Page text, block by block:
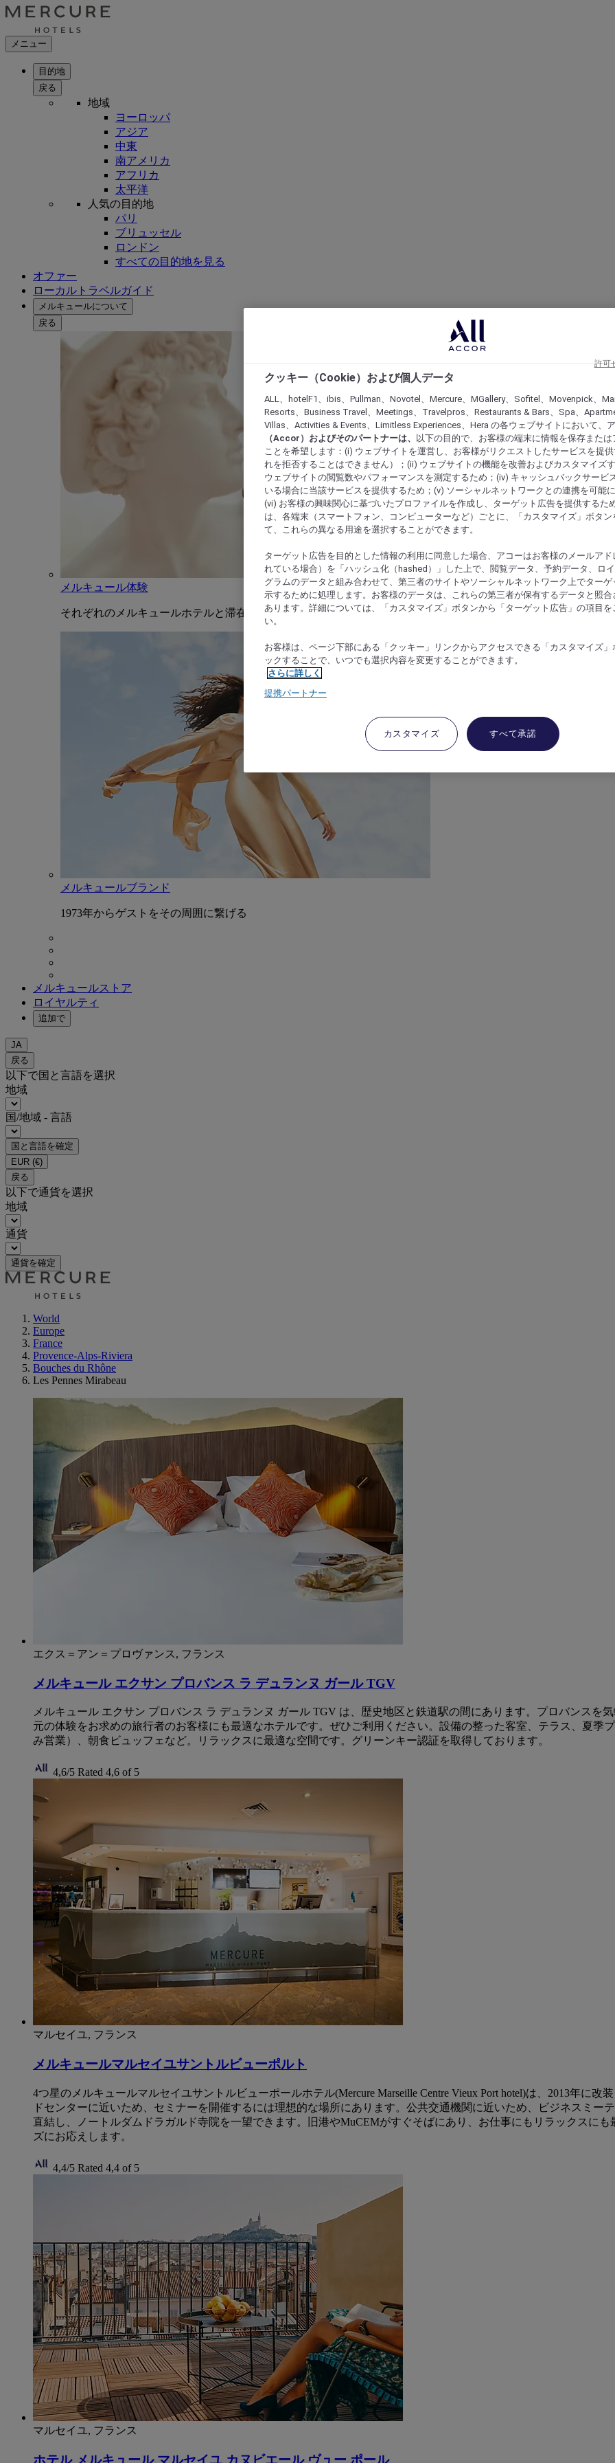
メニュー
目的地
戻る
地域
ヨーロッパ
アジア
中東
南アメリカ
アフリカ
太平洋
人気の目的地
パリ
ブリュッセル
ロンドン
すべての目的地を見る
オファー
ローカルトラベルガイド
メルキュールについて
戻る
メルキュール体験
それぞれのメルキュールホテルと滞在をユニークにするものを発見してください
メルキュールブランド
1973年からゲストをその周囲に繋げる
メルキュールストア
ロイヤルティ
追加で
JA
戻る
以下で国と言語を選択
地域
国/地域 - 言語
国と言語を確定
EUR (€)
戻る
以下で通貨を選択
地域
通貨
通貨を確定
World
Europe
France
Provence-Alps-Riviera
Bouches du Rhône
Les Pennes Mirabeau
エクス＝アン＝プロヴァンス, フランス
メルキュール エクサン プロバンス ラ デュランヌ ガール TGV
メルキュール エクサン プロバンス ラ デュランヌ ガール TGV は、歴史地区と鉄道駅の間にあります。プロバンスを
元の体験をお求めの旅行者のお客様にも最適なホテルです。ぜひご利用ください。設備の整った客室、テラス、夏季
み営業）、朝食ビュッフェなど。リラックスに最適な空間です。グリーンキー認証を取得しております。
4,6/5 Rated 4,6 of 5
マルセイユ, フランス
メルキュールマルセイユサントルビューポルト
4つ星のメルキュールマルセイユサントルビューポールホテル(Mercure Marseille Centre Vieux Port hotel)は、2013年に
ドセンターに近いため、セミナーを開催するには理想的な場所にあります。公共交通機関に近いため、ビジネスミー
直結し、ノートルダムドラガルド寺院を一望できます。旧港やMuCEMがすぐそばにあり、お仕事にもリラックスに
ズにお応えします。
4,4/5 Rated 4,4 of 5
マルセイユ, フランス
ホテル メルキュール マルセイユ カヌビエール ヴュー ポール
クッキー（Cookie）および個人データ
ALL、hotelF1、ibis、Pullman、Novotel、Mercure、MGallery、Sofitel、Movenpick、
Resorts、Business Travel、Meetings、Travelpros、Restaurants & Bars、Spa、
Villas、Activities & Events、Limitless Experiences、Hera の各ウェブサイトにおいて、
（Accor）およびそのパートナーは、
以下の目的で、お客様の端末に情報を保存または
ことを希望します：(i) ウェブサイトを運営し、お客様がリクエストしたサービスを提供
れを拒否することはできません）；(ii) ウェブサイトの機能を改善およびカスタマイズ
ウェブサイトの閲覧数やパフォーマンスを測定するため；(iv) キャッシュバックサービ
いる場合に当該サービスを提供するため；(v) ソーシャルネットワークとの連携を可能
(vi) お客様の興味関心に基づいたプロファイルを作成し、ターゲット広告を提供するた
は、各端末（スマートフォン、コンピューターなど）ごとに、「カスタマイズ」ボタン
て、これらの異なる用途を選択することができます。
ターゲット広告を目的とした情報の利用に同意した場合、アコーはお客様のメールアド
れている場合）を「ハッシュ化（hashed）」した上で、閲覧データ、予約データ、ロ
グラムのデータと組み合わせて、第三者のサイトやソーシャルネットワーク上でター
示するために処理します。お客様のデータは、これらの第三者が保有するデータと照合
あります。詳細については、「カスタマイズ」ボタンから「ターゲット広告」の項目を
い。
お客様は、ページ下部にある「クッキー」リンクからアクセスできる「カスタマイズ」
ックすることで、いつでも選択内容を変更することができます。
さらに詳しく
提携パートナー
カスタマイズ すべて承諾
許可